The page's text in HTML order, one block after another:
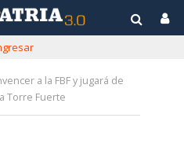
a la FBF y jugará de
Torre Fuerte